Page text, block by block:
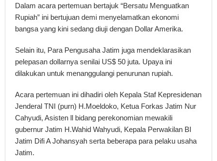
Dalam acara pertemuan bertajuk “Bersatu Menguatkan
Rupiah” ini bertujuan demi menyelamatkan ekonomi
bangsa yang kini sedang diuji dengan Dollar Amerika.
Selain itu, Para Pengusaha Jatim juga mendeklarasikan
pelepasan dollarnya senilai US$ 50 juta. Upaya ini
dilakukan untuk menanggulangi penurunan rupiah.
Acara pertemuan ini dihadiri oleh Kepala Staf Kepresidenan
Jenderal TNI (purn) H.Moeldoko, Ketua Forkas Jatim Nur
Cahyudi, Asisten ll bidang perekonomian mewakili
gubernur Jatim H.Wahid Wahyudi, Kepala Perwakilan BI
Jatim Difi A Johansyah serta beberapa para pelaku usaha
Jatim.